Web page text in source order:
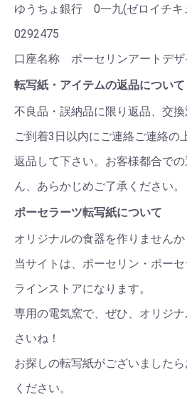
ゆうちょ銀行 0一九(ゼロイチキ
0292475
口座名称 ポーセリンアートデザ
転写紙・アイテムの返品について
不良品・誤納品に限り返品、交
ご到着3日以内にご連絡ご連絡の
返品して下さい。お客様都合で
ん、あらかじめご了承ください。
ポーセラーツ転写紙について
オリジナルの食器を作りませんか
当サイトは、ポーセリン・ポー
ラインストアになります。
専用の電気窯で、ぜひ、オリジ
さいね！
お探しの転写紙がございました
ください。